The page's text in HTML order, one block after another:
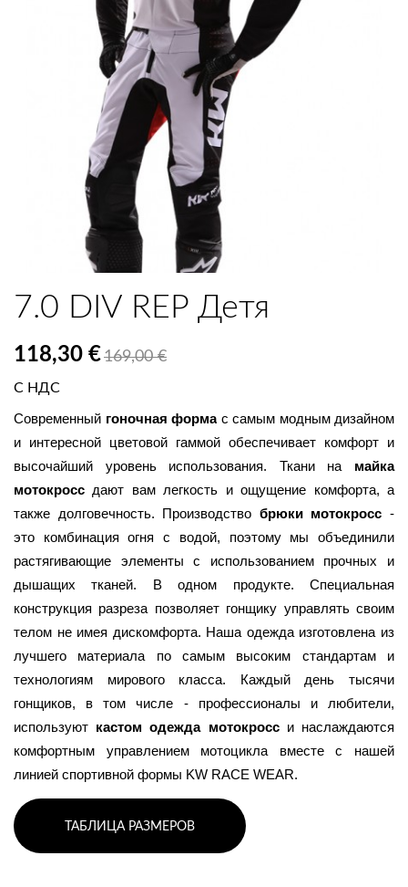
7.0 DIV REP Детя
118,30 €169,00 €
С НДС
Современный гоночная форма с самым модным дизайном
и интересной цветовой гаммой обеспечивает комфорт и
высочайший уровень использования. Ткани на майка
мотокросс дают вам легкость и ощущение комфорта, а
также долговечность. Производство брюки мотокросс -
это комбинация огня с водой, поэтому мы объединили
растягивающие элементы с использованием прочных и
дышащих тканей. В одном продукте. Специальная
конструкция разреза позволяет гонщику управлять своим
телом не имея дискомфорта. Наша одежда изготовлена из
лучшего материала по самым высоким стандартам и
технологиям мирового класса. Каждый день тысячи
гонщиков, в том числе - профессионалы и любители,
используют кастом одежда мотокросс и наслаждаются
комфортным управлением мотоцикла вместе с нашей
линией спортивной формы KW RACE WEAR.
ТАБЛИЦА РАЗМЕРОВ